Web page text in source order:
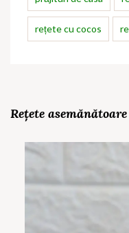
rețete cu cocos
Rețete asemănătoare